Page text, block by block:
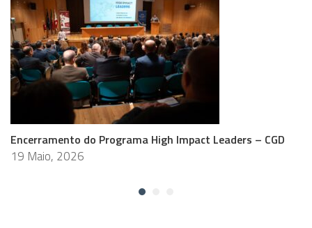
Encerramento do Programa High Impact Leaders – CGD
19 Maio, 2026